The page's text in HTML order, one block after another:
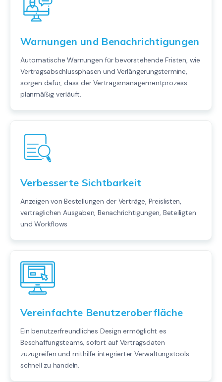
Warnungen und Benachrichtigungen
Automatische Warnungen für bevorstehende Fristen, wie
Vertragsabschlussphasen und Verlängerungstermine,
sorgen dafür, dass der Vertragsmanagementprozess
planmäßig verläuft.
Verbesserte Sichtbarkeit
Anzeigen von Bestellungen der Verträge, Preislisten,
vertraglichen Ausgaben, Benachrichtigungen, Beteiligten
und Workflows
Vereinfachte Benutzeroberfläche
Ein benutzerfreundliches Design ermöglicht es
Beschaffungsteams, sofort auf Vertragsdaten
zuzugreifen und mithilfe integrierter Verwaltungstools
schnell zu handeln.